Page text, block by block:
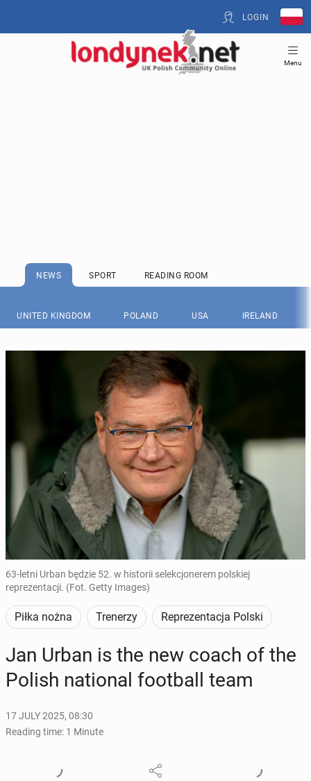
LOGIN
Menu
NEWS SPORT READING ROOM
UNITED KINGDOM POLAND USA IRELAND
63-letni Urban będzie 52. w historii selekcjonerem polskiej
reprezentacji. (Fot. Getty Images)
Piłka nożna Trenerzy Reprezentacja Polski
Jan Urban is the new coach of the
Polish na­tion­al foot­ball team
17 JULY 2025, 08:30
Reading time: 1 Minute